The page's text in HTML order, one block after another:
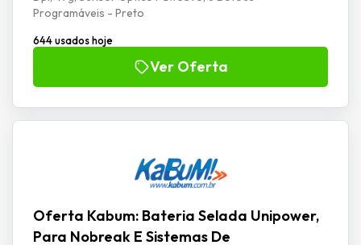
Programáveis - Preto
644 usados hoje
Ver Oferta
Oferta Kabum: Bateria Selada Unipower,
Para Nobreak E Sistemas De